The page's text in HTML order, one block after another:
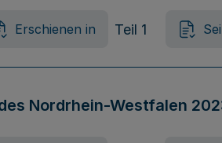
Erschienen in Teil 1
Nordrhein-Westfalen